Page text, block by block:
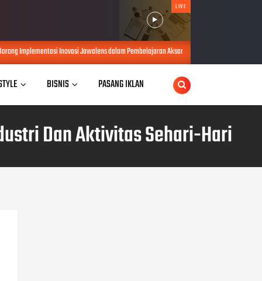
LIVE
Inovasi Jawalens dalam Pembelajaran Aksara Jawa AUG 06, 2026
BISNIS PASANG IKLAN
Dan Aktivitas Sehari-Hari